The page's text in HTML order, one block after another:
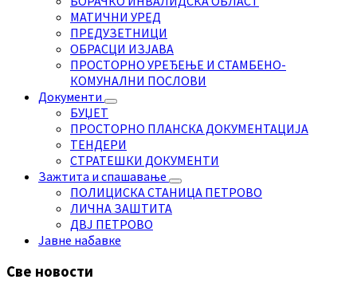
МАТИЧНИ УРЕД
ПРЕДУЗЕТНИЦИ
ОБРАСЦИ ИЗЈАВА
ПРОСТОРНО УРЕЂЕЊЕ И СТАМБЕНО-
КОМУНАЛНИ ПОСЛОВИ
Документи
БУЏЕТ
ПРОСТОРНО ПЛАНСКА ДОКУМЕНТАЦИЈА
ТЕНДЕРИ
СТРАТЕШКИ ДОКУМЕНТИ
Зажтита и спашавање
ПОЛИЦИСКА СТАНИЦА ПЕТРОВО
ЛИЧНА ЗАШТИТА
ДВЈ ПЕТРОВО
Јавне набавке
Све новости